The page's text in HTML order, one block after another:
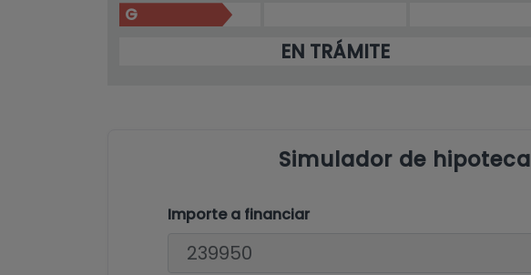
G
EN TRÁMITE
Simulador de hipoteca
Importe a financiar